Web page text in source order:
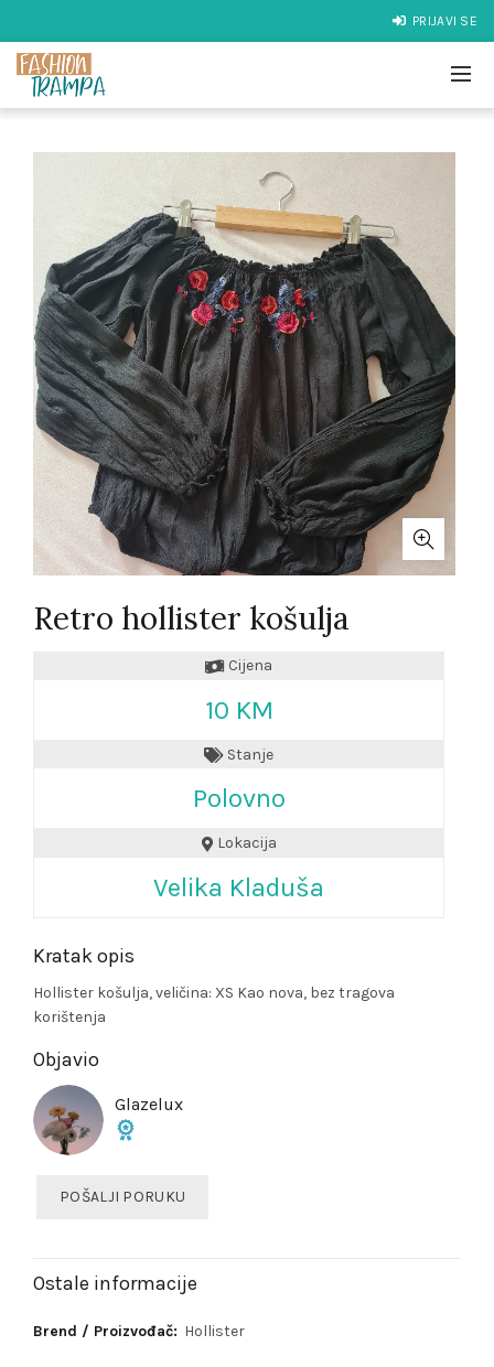
PRIJAVI SE
Retro hollister košulja
Cijena
10 KM
Stanje
Polovno
Lokacija
Velika Kladuša
Kratak opis
Hollister košulja, veličina: XS Kao nova, bez tragova
korištenja
Objavio
Glazelux
POŠALJI PORUKU
Ostale informacije
Brend / Proizvođač: Hollister